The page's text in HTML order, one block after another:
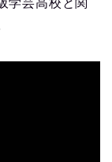
学芸高校と関